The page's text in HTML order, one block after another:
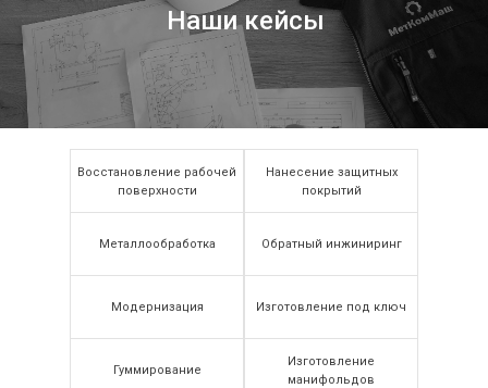
Наши кейсы
Изготовление
манифольдов
Гуммирование
Обратный инжиниринг
Металлообработка
Изготовление под ключ
Модернизация
Нанесение защитных
покрытий
Восстановление рабочей
поверхности